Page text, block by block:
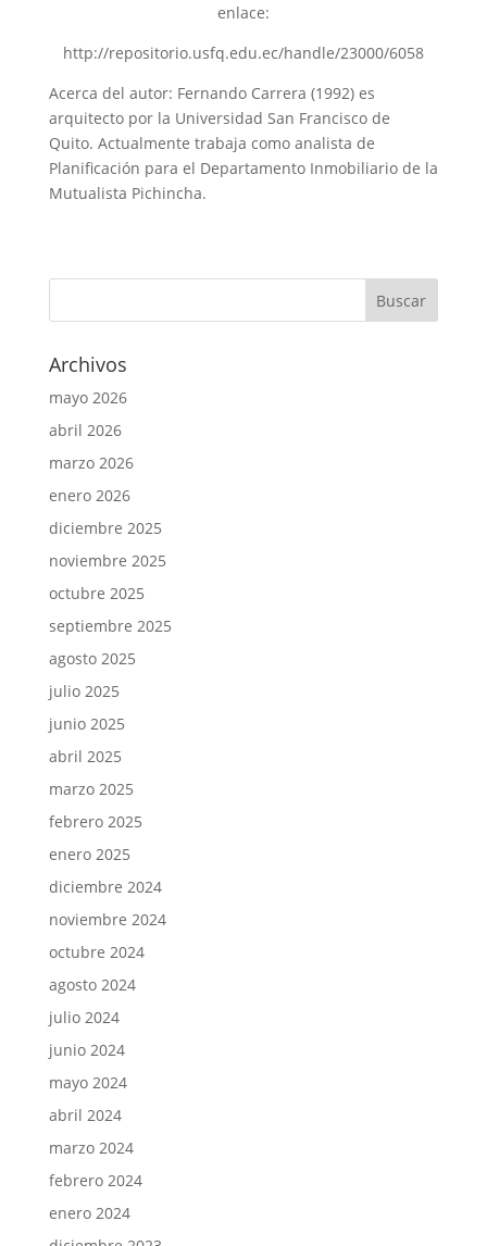
enlace:
http://repositorio.usfq.edu.ec/handle/23000/6058
Acerca del autor: Fernando Carrera (1992) es
arquitecto por la Universidad San Francisco de
Quito. Actualmente trabaja como analista de
Planificación para el Departamento Inmobiliario de la
Mutualista Pichincha.
Archivos
mayo 2026
abril 2026
marzo 2026
enero 2026
diciembre 2025
noviembre 2025
octubre 2025
septiembre 2025
agosto 2025
julio 2025
junio 2025
abril 2025
marzo 2025
febrero 2025
enero 2025
diciembre 2024
noviembre 2024
octubre 2024
agosto 2024
julio 2024
junio 2024
mayo 2024
abril 2024
marzo 2024
febrero 2024
enero 2024